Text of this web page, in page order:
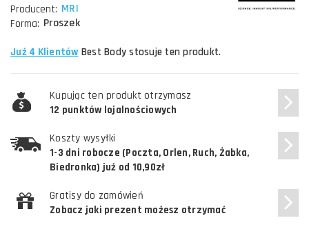
Producent: MRI
Forma: Proszek
Już 4 Klientów Best Body stosuje ten produkt.
Kupując ten produkt otrzymasz
12 punktów lojalnościowych
Koszty wysyłki
1-3 dni robocze (Poczta, Orlen, Ruch, Żabka,
Biedronka) już od 10,90zł
Gratisy do zamówień
Zobacz jaki prezent możesz otrzymać